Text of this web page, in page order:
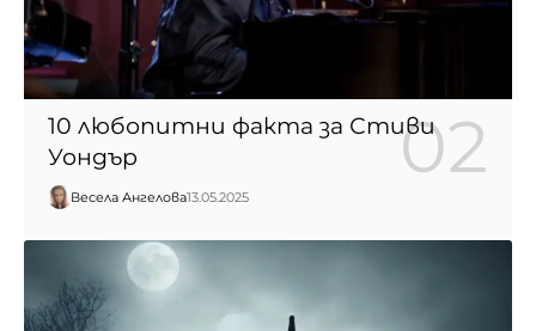
10 любопитни факта за Стиви
Уондър
Весела Ангелова13.05.2025